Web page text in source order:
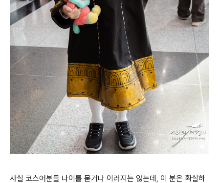
사실 코스어분들 나이를 묻거나 이러지는 않는데, 이 분은 확실하